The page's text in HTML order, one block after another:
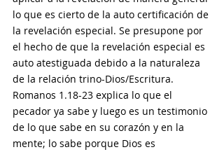
lo que es cierto de la auto certificación de
la revelación especial. Se presupone por
el hecho de que la revelación especial es
auto atestiguada debido a la naturaleza
de la relación trino-Dios/Escritura.
Romanos 1.18-23 explica lo que el
pecador ya sabe y luego es un testimonio
de lo que sabe en su corazón y en la
mente; lo sabe porque Dios es